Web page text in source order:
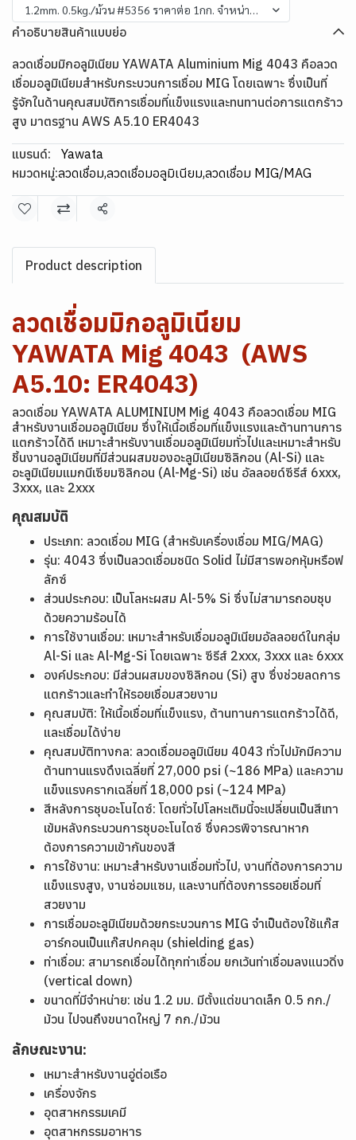
1.2mm. 0.5kg./ม้วน #5356 ราคาต่อ 1กก. จำหน่ายยกม้วน
คำอธิบายสินค้าแบบย่อ
ลวดเชื่อมมิกอลูมิเนียม YAWATA Aluminium Mig 4043 คือลวด
เชื่อมอลูมิเนียมสำหรับกระบวนการเชื่อม MIG โดยเฉพาะ ซึ่งเป็นที่
รู้จักในด้านคุณสมบัติการเชื่อมที่แข็งแรงและทนทานต่อการแตกร้าว
สูง มาตรฐาน AWS A5.10 ER4043
แบรนด์:
Yawata
หมวดหมู่:ลวดเชื่อม,ลวดเชื่อมอลูมิเนียม,ลวดเชื่อม MIG/MAG
แชร์
Product description
ลวดเชื่อมมิกอลูมิเนียม
YAWATA Mig 4043 (AWS
A5.10: ER4043)
ลวดเชื่อม YAWATA ALUMINIUM Mig 4043 คือลวดเชื่อม MIG
สำหรับงานเชื่อมอลูมิเนียม ซึ่งให้เนื้อเชื่อมที่แข็งแรงและต้านทานการ
แตกร้าวได้ดี เหมาะสำหรับงานเชื่อมอลูมิเนียมทั่วไปและเหมาะสำหรับ
ชิ้นงานอลูมิเนียมที่มีส่วนผสมของอะลูมิเนียมซิลิกอน (Al-Si) และ
อะลูมิเนียมแมกนีเซียมซิลิกอน (Al-Mg-Si) เช่น อัลลอยด์ซีรีส์ 6xxx,
3xxx, และ 2xxx
คุณสมบัติ
ประเภท: ลวดเชื่อม MIG (สำหรับเครื่องเชื่อม MIG/MAG)
รุ่น: 4043 ซึ่งเป็นลวดเชื่อมชนิด Solid ไม่มีสารพอกหุ้มหรือฟ
ลักซ์
ส่วนประกอบ: เป็นโลหะผสม Al-5% Si ซึ่งไม่สามารถอบชุบ
ด้วยความร้อนได้
การใช้งานเชื่อม: เหมาะสำหรับเชื่อมอลูมิเนียมอัลลอยด์ในกลุ่ม
Al-Si และ Al-Mg-Si โดยเฉพาะ ซีรีส์ 2xxx, 3xxx และ 6xxx
องค์ประกอบ: มีส่วนผสมของซิลิกอน (Si) สูง ซึ่งช่วยลดการ
แตกร้าวและทำให้รอยเชื่อมสวยงาม
คุณสมบัติ: ให้เนื้อเชื่อมที่แข็งแรง, ต้านทานการแตกร้าวได้ดี,
และเชื่อมได้ง่าย
คุณสมบัติทางกล: ลวดเชื่อมอลูมิเนียม 4043 ทั่วไปมักมีความ
ต้านทานแรงดึงเฉลี่ยที่ 27,000 psi (~186 MPa) และความ
แข็งแรงครากเฉลี่ยที่ 18,000 psi (~124 MPa)
สีหลังการชุบอะโนไดซ์: โดยทั่วไปโลหะเติมนี้จะเปลี่ยนเป็นสีเทา
เข้มหลังกระบวนการชุบอะโนไดซ์ ซึ่งควรพิจารณาหาก
ต้องการความเข้ากันของสี
การใช้งาน: เหมาะสำหรับงานเชื่อมทั่วไป, งานที่ต้องการความ
แข็งแรงสูง, งานซ่อมแซม, และงานที่ต้องการรอยเชื่อมที่
สวยงาม
การเชื่อมอะลูมิเนียมด้วยกระบวนการ MIG จำเป็นต้องใช้แก๊ส
อาร์กอนเป็นแก๊สปกคลุม (shielding gas)
ท่าเชื่อม: สามารถเชื่อมได้ทุกท่าเชื่อม ยกเว้นท่าเชื่อมลงแนวดิ่ง
(vertical down)
ขนาดที่มีจำหน่าย: เช่น 1.2 มม. มีตั้งแต่ขนาดเล็ก 0.5 กก./
ม้วน ไปจนถึงขนาดใหญ่ 7 กก./ม้วน
ลักษณะงาน:
เหมาะสำหรับงานอู่ต่อเรือ
เครื่องจักร
อุตสาหกรรมเคมี
อุตสาหกรรมอาหาร